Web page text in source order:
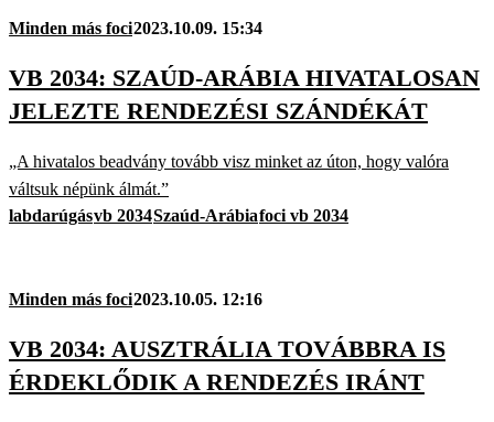
Minden más foci2023.10.09. 15:34
VB 2034: SZAÚD-ARÁBIA HIVATALOSAN
JELEZTE RENDEZÉSI SZÁNDÉKÁT
„A hivatalos beadvány tovább visz minket az úton, hogy valóra
váltsuk népünk álmát.”
labdarúgásvb 2034Szaúd-Arábiafoci vb 2034
Minden más foci2023.10.05. 12:16
VB 2034: AUSZTRÁLIA TOVÁBBRA IS
ÉRDEKLŐDIK A RENDEZÉS IRÁNT